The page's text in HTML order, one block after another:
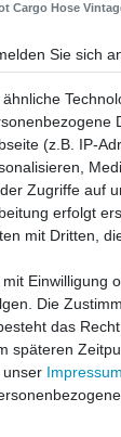
Cargo Hose
Artikel
Cargo Hose
Artikel
Cargo Hose Vintage
(z.B. IP-
Zugriffe auf
erfolgt
mit Dritten,
Einwilligung
Die
das
späteren
unser Impressum